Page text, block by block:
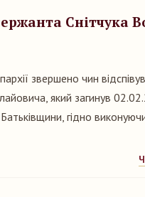
Снітчука
звершено чин
який загинув
гідно